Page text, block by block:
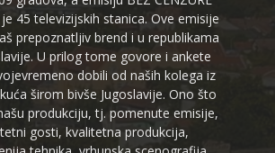
45 televizijskih stanica. Ove emisije
prepoznatljiv brend i u republikama
U prilog tome govore i ankete
dobili od naših kolega iz
širom bivše Jugoslavije. Ono što
produkciju, tj. pomenute emisije,
gosti, kvalitetna produkcija,